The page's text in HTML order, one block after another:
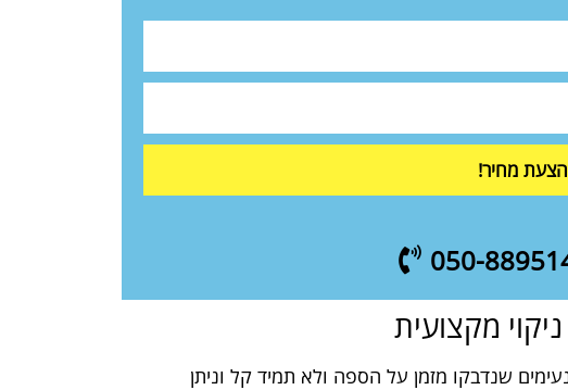
מחיר!
מקצועית
שנדבקו מזמן על הספה ולא תמיד קל וניתן